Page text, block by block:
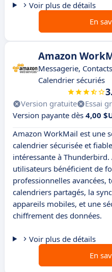
Voir plus de détails
En
Amazon
Messagerie,
Calendrier sécuriés
Version gratuite Essai
Version payante dès 4,00
Amazon WorkMail est une
calendrier sécurisée et
intéressante à
utilisateurs bénéficient de
professionnelles avancées,
calendriers partagés, la
appareils mobiles, et une
chiffrement des données.
Voir plus de détails
En